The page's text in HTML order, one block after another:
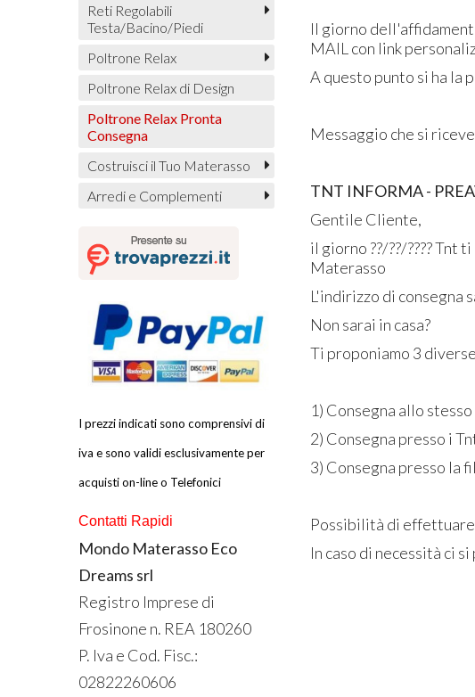
Il giorno
MAIL con link
A questo punto si ha la
Messaggio che si
TNT INFORMA -
Gentile Cliente,
il giorno ??/??/???? Tnt
Materasso
L'indirizzo di consegna
Non sarai in casa?
Ti proponiamo 3
1) Consegna allo
2) Consegna presso i
3) Consegna presso la
Possibilità di effettuare
In caso di necessità ci
Reti Regolabili
Testa/Bacino/Piedi
Poltrone Relax
Poltrone Relax di Design
Poltrone Relax Pronta
Consegna
Costruisci il Tuo Materasso
Arredi e Complementi
I prezzi indicati sono comprensivi di
iva e sono validi esclusivamente per
acquisti on-line o Telefonici
Contatti Rapidi
Mondo Materasso Eco
Dreams srl
Registro Imprese di
Frosinone n. REA 180260
P. Iva e Cod. Fisc.:
02822260606